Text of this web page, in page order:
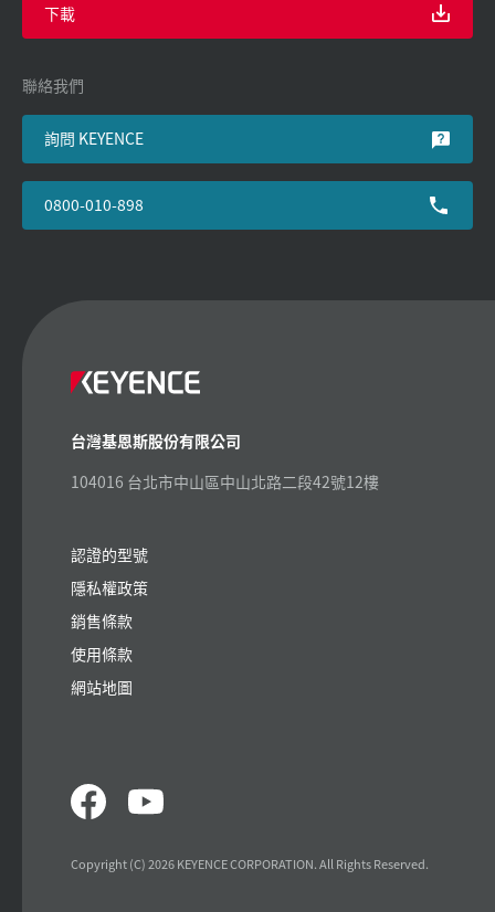
下載
聯絡我們
詢問 KEYENCE
0800-010-898
台灣基恩斯股份有限公司
104016 台北市中山區中山北路二段42號12樓
認證的型號
隱私權政策
銷售條款
使用條款
網站地圖
Copyright (C) 2026 KEYENCE CORPORATION. All Rights Reserved.